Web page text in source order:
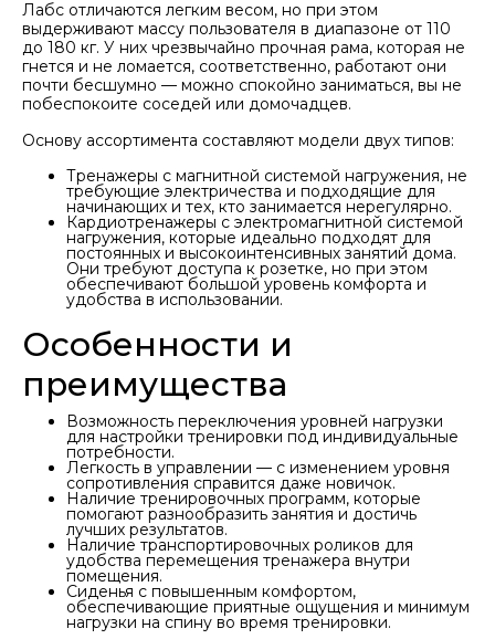
Лабс отличаются легким весом, но при этом
выдерживают массу пользователя в диапазоне от 110
до 180 кг. У них чрезвычайно прочная рама, которая не
гнется и не ломается, соответственно, работают они
почти бесшумно — можно спокойно заниматься, вы не
побеспокоите соседей или домочадцев.
Основу ассортимента составляют модели двух типов:
Тренажеры с магнитной системой нагружения, не
требующие электричества и подходящие для
начинающих и тех, кто занимается нерегулярно.
Кардиотренажеры с электромагнитной системой
нагружения, которые идеально подходят для
постоянных и высокоинтенсивных занятий дома.
Они требуют доступа к розетке, но при этом
обеспечивают большой уровень комфорта и
удобства в использовании.
Особенности и
преимущества
Возможность переключения уровней нагрузки
для настройки тренировки под индивидуальные
потребности.
Легкость в управлении — с изменением уровня
сопротивления справится даже новичок.
Наличие тренировочных программ, которые
помогают разнообразить занятия и достичь
лучших результатов.
Наличие транспортировочных роликов для
удобства перемещения тренажера внутри
помещения.
Сиденья с повышенным комфортом,
обеспечивающие приятные ощущения и минимум
нагрузки на спину во время тренировки.